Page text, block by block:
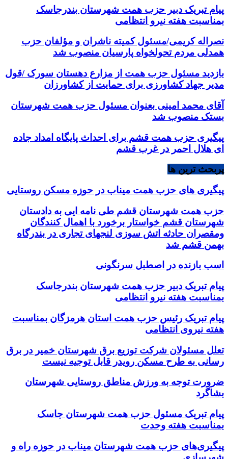
پیام تبریک دبیر حزب همت شهرستان بندرجاسک
بمناسبت هفته نیرو انتظامی
نصراله کریمی/مسئول کمیته ناشران و مؤلفان حزب
همدلی مردم تحولخواه پارسیان منصوب شد
بازدید مسئول حزب همت از مزارع دهستان سورک /قول
مدیر جهاد کشاورزی برای حمایت از کشاورزان
آقای محمد امینی بعنوان مسئول حزب همت شهرستان
بستک منصوب شد
پیگیری حزب همت قشم برای احداث پایگاه امداد جاده
ای هلال احمر در غرب قشم
پربحث ترین ها
پیگیری های حزب همت میناب در حوزه مسکن روستایی
حزب همت شهرستان قشم طی نامه ایی به دادستان
شهرستان قشم خواستار برخورد با اهمال کنندگان
ومقصران حادثه اتش سوزی لنجهای تجاری در بندرگاه
بهمن قشم شد
اسب بازنده در اصطبل سرنگونی
پیام تبریک دبیر حزب همت شهرستان بندرجاسک
بمناسبت هفته نیرو انتظامی
پیام تبریک رئیس حزب همت استان هرمزگان بمناسبت
هفته نیروی انتظامی
تعلل مسئولان شرکت توزیع برق شهرستان خمیر در برق
رسانی به طرح مسکن رویدر قابل توجیه نیست
ضرورت توجه به ورزش مناطق روستایی شهرستان
بشاگرد
پیام تبریک مسئول حزب همت شهرستان جاسک
بمناسبت هفته وحدت
پیگیری‌های حزب همت شهرستان میناب در حوزه راه و